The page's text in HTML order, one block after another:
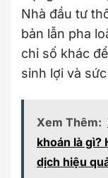
Nhà đầu tư
bản lẫn pha
chỉ số khác
sinh lợi và
Xem Thêm:
khoán là gì?
dịch hiệu